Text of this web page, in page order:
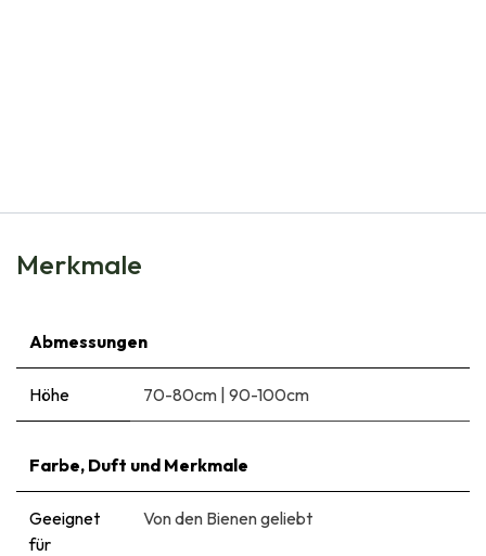
Merkmale
Abmessungen
Höhe 70-80cm | 90-100cm
Farbe, Duft und Merkmale
Geeignet
für
Von den Bienen geliebt